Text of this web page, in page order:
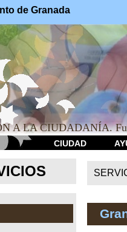
de Granada
A LA CIUDADANÍA.
CIUDAD